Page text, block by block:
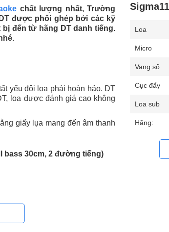
chất lượng nhất, Trường
được phối ghép bởi các kỹ
đến từ hãng DT danh tiếng.
yếu đôi loa phải hoàn hảo. DT
loa được đánh giá cao không
giấy lụa mang đến âm thanh
bass 30cm, 2 đường tiếng)
với hơn 30 năm tuổi đẳng cấp
Loa
Micro
Vang số
Cục đẩy
Loa sub
Hãng: